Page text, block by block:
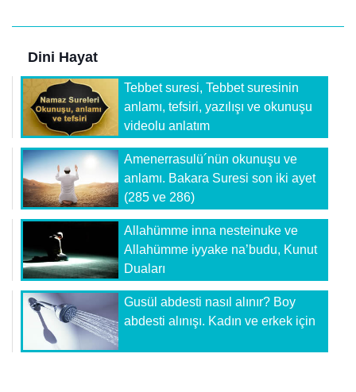
Dini Hayat
Tebbet suresi, Tebbet suresinin
anlamı, tefsiri, yazılışı ve okunuşu
videolu anlatım
Amenerrasulü´nün okunuşu ve
anlamı. Bakara Suresi son iki ayet
(285 ve 286)
Allahümme inna nesteinuke ve
Allahümme iyyake na’budu, Kunut
Duaları
Gusül abdesti nasıl alınır? Boy
abdesti alınışı. Kadın ve erkek için